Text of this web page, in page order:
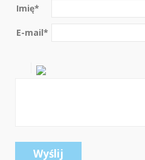
Imię*
E-mail*
Wyślij